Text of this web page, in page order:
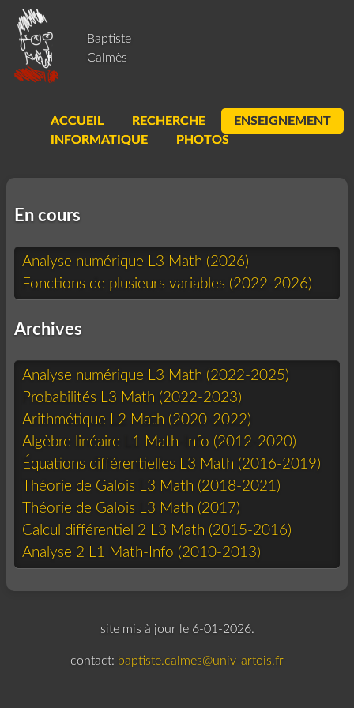
Baptiste
Calmès
ACCUEIL RECHERCHE
ENSEIGNEMENT
INFORMATIQUE
PHOTOS
En cours
Analyse numérique L3 Math (2026)
Fonctions de plusieurs variables (2022-2026)
Archives
Analyse numérique L3 Math (2022-2025)
Probabilités L3 Math (2022-2023)
Arithmétique L2 Math (2020-2022)
Algèbre linéaire L1 Math-Info (2012-2020)
Équations différentielles L3 Math (2016-2019)
Théorie de Galois L3 Math (2018-2021)
Théorie de Galois L3 Math (2017)
Calcul différentiel 2 L3 Math (2015-2016)
Analyse 2 L1 Math-Info (2010-2013)
site mis à jour le 6-01-2026.
contact: baptiste.calmes@univ-artois.fr